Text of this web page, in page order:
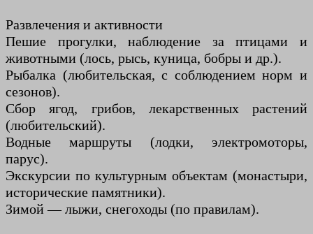
Развлечения и активности
Пешие прогулки, наблюдение за птицами и
животными (лось, рысь, куница, бобры и др.).
Рыбалка (любительская, с соблюдением норм и
сезонов).
Сбор ягод, грибов, лекарственных растений
(любительский).
Водные маршруты (лодки, электромоторы,
парус).
Экскурсии по культурным объектам (монастыри,
исторические памятники).
Зимой — лыжи, снегоходы (по правилам).